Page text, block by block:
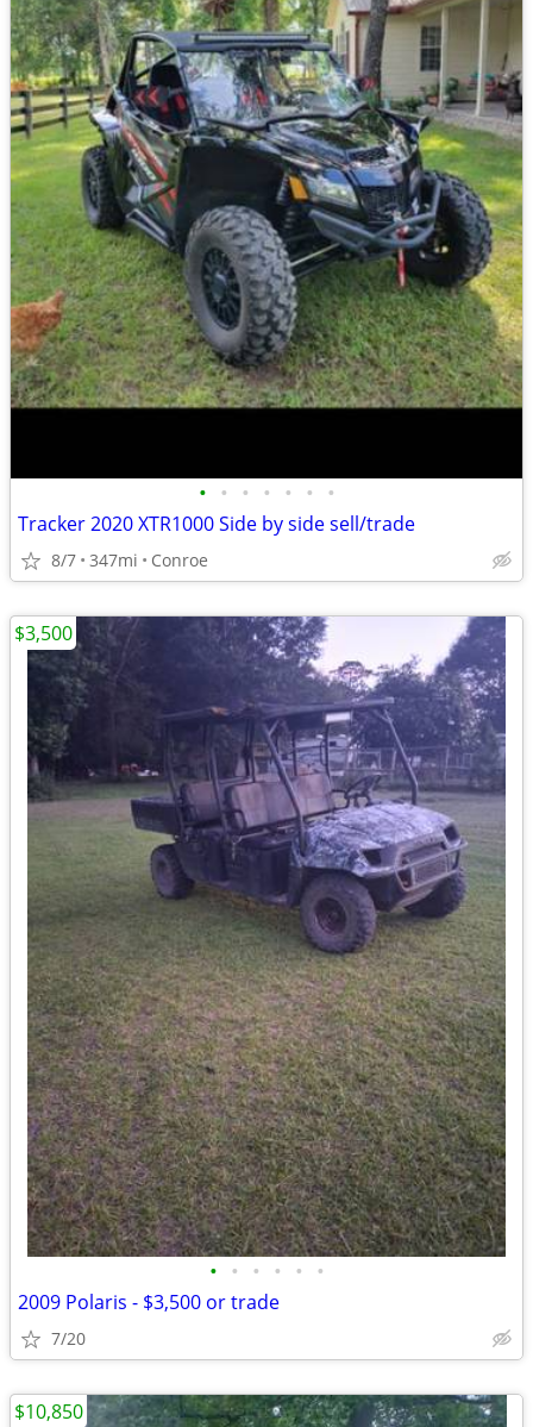
• • • • • • •
Tracker 2020 XTR1000 Side by side sell/trade
8/7 347mi Conroe
• • • • • •
2009 Polaris - $3,500 or trade
7/20
$3,500
$10,850